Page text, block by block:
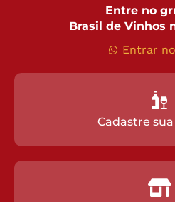
Entre no
Brasil de Vinhos
Entrar
Cadastre